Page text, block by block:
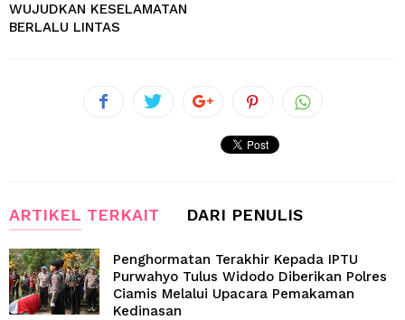
WUJUDKAN KESELAMATAN
BERLALU LINTAS
ARTIKEL TERKAIT DARI PENULIS
Penghormatan Terakhir Kepada IPTU
Purwahyo Tulus Widodo Diberikan Polres
Ciamis Melalui Upacara Pemakaman
Kedinasan